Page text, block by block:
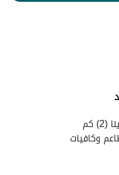
كم
وكافيات